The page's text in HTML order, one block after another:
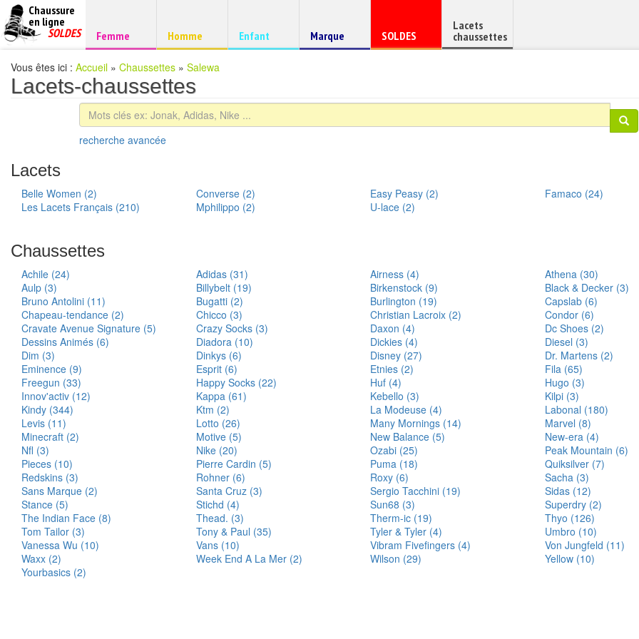
Chaussure
à
prix
Chaussure
en ligne
pas
SOLDES Chaussure
Femme Chaussure
Homme Chaussure
Enfant
Chaussure
de
Marque
Chaussure
en
SOLDES
Lacets
chaussettes
Vous êtes ici : Accueil » Chaussettes » Salewa
Lacets-chaussettes
recherche avancée
Lacets
Belle Women (2) Converse (2) Easy Peasy (2)
Famaco (24)
Les Lacets Français (210)
Mphilippo (2) U-lace (2)
Chaussettes
Achile (24) Adidas (31) Airness (4)
Athena (30)
Aulp (3)
Billybelt (19) Birkenstock (9)
Black & Decker (3)
Bruno Antolini (11)
Bugatti (2) Burlington (19)
Capslab (6)
Chapeau-tendance (2)
Chicco (3) Christian Lacroix (2)
Condor (6)
Cravate Avenue Signature (5)
Crazy Socks (3) Daxon (4)
Dc Shoes (2)
Dessins Animés (6)
Diadora (10) Dickies (4)
Diesel (3)
Dim (3)
Dinkys (6) Disney (27)
Dr. Martens (2)
Eminence (9)
Esprit (6) Etnies (2)
Fila (65)
Freegun (33)
Happy Socks (22) Huf (4)
Hugo (3)
Innov'activ (12)
Kappa (61) Kebello (3)
Kilpi (3)
Kindy (344)
Ktm (2) La Modeuse (4)
Labonal (180)
Levis (11)
Lotto (26) Many Mornings (14)
Marvel (8)
Minecraft (2)
Motive (5) New Balance (5)
New-era (4)
Nfl (3)
Nike (20) Ozabi (25)
Peak Mountain (6)
Pieces (10)
Pierre Cardin (5) Puma (18)
Quiksilver (7)
Redskins (3)
Rohner (6) Roxy (6)
Sacha (3)
Sans Marque (2)
Santa Cruz (3) Sergio Tacchini (19)
Sidas (12)
Stance (5)
Stichd (4) Sun68 (3)
Superdry (2)
The Indian Face (8)
Thead. (3) Therm-ic (19)
Thyo (126)
Tom Tailor (3)
Tony & Paul (35) Tyler & Tyler (4)
Umbro (10)
Vanessa Wu (10)
Vans (10) Vibram Fivefingers (4)
Von Jungfeld (11)
Waxx (2)
Week End A La Mer (2) Wilson (29)
Yellow (10)
Yourbasics (2)